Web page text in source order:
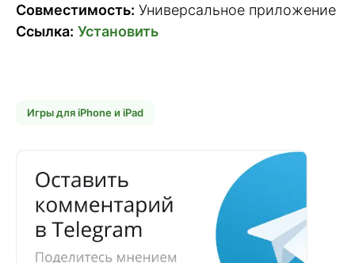
Совместимость: Универсальное приложение
Ссылка: Установить
Игры для iPhone и iPad